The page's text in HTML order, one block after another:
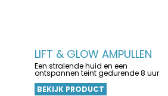
LIFT & GLOW AMPULLEN
Een stralende huid en een
ontspannen teint gedurende 8 uur
BEKIJK PRODUCT